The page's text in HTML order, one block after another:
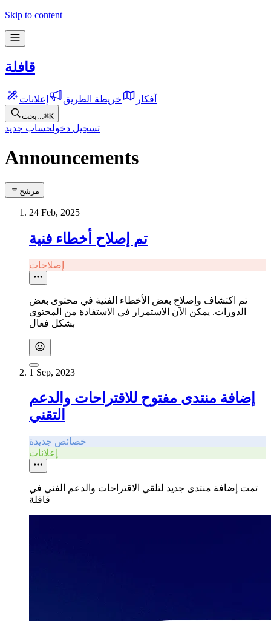
Skip to content
قافلة
أفكار خريطة الطريق إعلانات
⌘K
تسجيل دخولحساب جديد
Announcements
مرشح
24 Feb, 2025
تم إصلاح أخطاء فنية
إصلاحات
تم اكتشاف وإصلاح بعض الأخطاء الفنية في محتوى بعض
الدورات. يمكن الآن الاستمرار في الاستفادة من المحتوى
بشكل فعال
1 Sep, 2023
إضافة منتدى مفتوح للاقتراحات والدعم
التقني
خصائص جديدة
إعلانات
تمت إضافة منتدى جديد لتلقي الاقتراحات والدعم الفني في
قافلة